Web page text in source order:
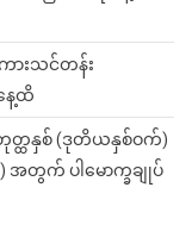
ားသင်တန်း
ေ့ထိ
တ္ထနှစ် (ဒုတိယနှစ်ဝက်)
အတွက် ပါမောက္ခချုပ်